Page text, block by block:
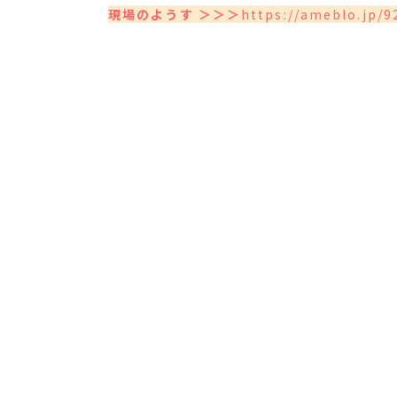
現場のようす ＞＞＞ https://ameblo.jp/